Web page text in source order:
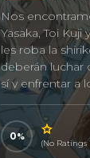
Nos
Yasaka, Toi
les roba la
deberán luchar
sí y enfrentar a
donde
con alguien
0
(No Ratings